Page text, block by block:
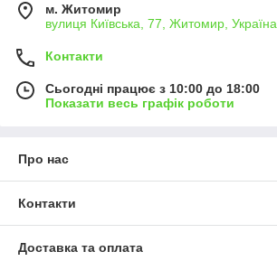
м. Житомир
вулиця Київська, 77, Житомир, Україна
Контакти
Сьогодні працює з 10:00 до 18:00
Показати весь графік роботи
Про нас
Контакти
Доставка та оплата